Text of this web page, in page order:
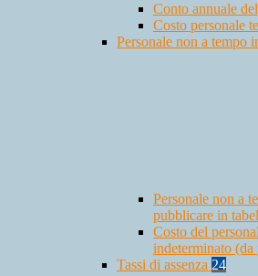
Conto annuale
Costo personale
Personale non a tempo
Personale non a
pubblicare in
Costo del
indeterminato
Tassi di assenza 24